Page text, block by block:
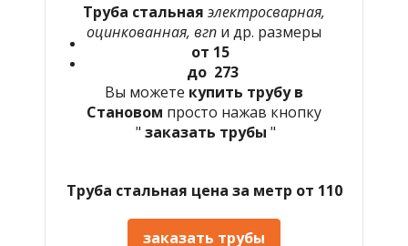
Труба стальная электросварная,
оцинкованная, вгп и др. размеры
от 15
до 273
Вы можете купить трубу в
Становом просто нажав кнопку
" заказать трубы "
Труба стальная цена за метр от 110
заказать трубы